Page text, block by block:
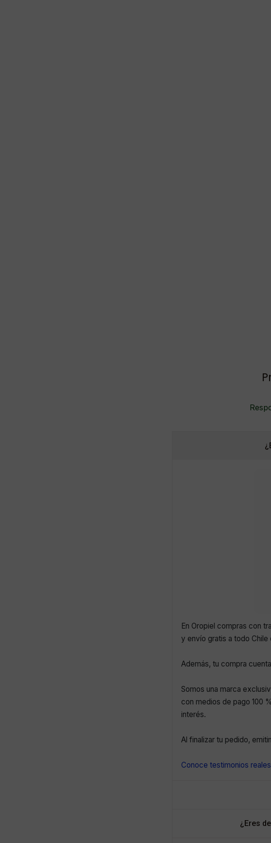
En Oropiel compras con
y envío gratis a todo
Además, tu compra
Somos una marca
con medios de pago 100
interés.
Al finalizar tu pedido,
Conoce testimonios
¿Eres